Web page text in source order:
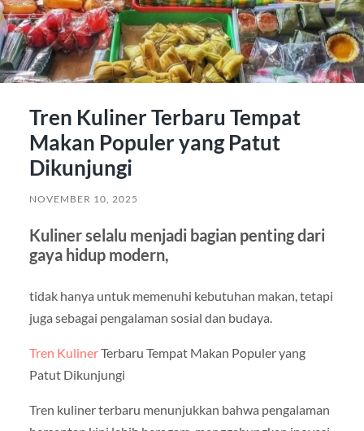
Tren Kuliner Terbaru Tempat
Makan Populer yang Patut
Dikunjungi
NOVEMBER 10, 2025
Kuliner selalu menjadi bagian penting dari
gaya hidup modern,
tidak hanya untuk memenuhi kebutuhan makan, tetapi
juga sebagai pengalaman sosial dan budaya.
Tren KulinerTerbaru Tempat Makan Populer yang
Patut Dikunjungi
Tren kuliner terbaru menunjukkan bahwa pengalaman